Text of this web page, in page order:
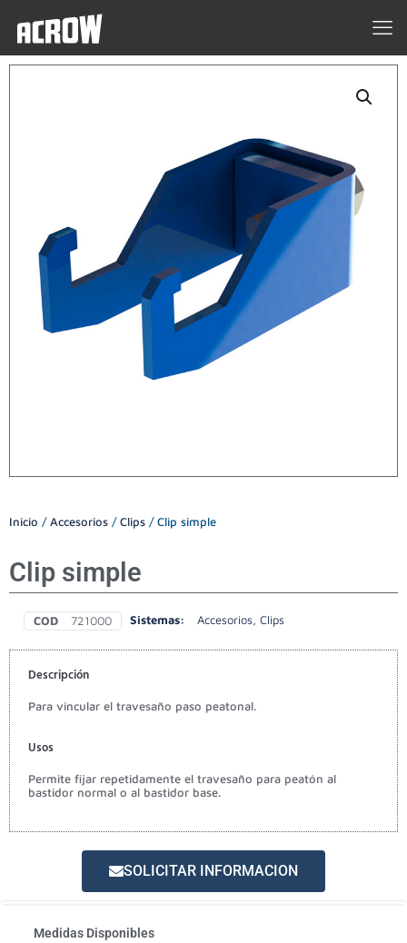
Inicio /Accesorios /Clips / Clip simple
Clip simple
COD 721000 Sistemas: Accesorios Clips
Descripción
Para vincular el travesaño paso peatonal.
Usos
Permite fijar repetidamente el travesaño para peatón al
bastidor normal o al bastidor base.
SOLICITAR INFORMACION
Medidas Disponibles